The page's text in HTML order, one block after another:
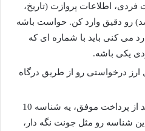
اطلاعات پروازت (تاریخ،
رو دقیق وارد کن. حواست باشه
می کنی باید با شماره ای که
یکی باشه.
ارز درخواستی رو از طریق درگاه
بعد از پرداخت موفق، یه شناسه 10
شناسه رو مثل جونت نگه دار،